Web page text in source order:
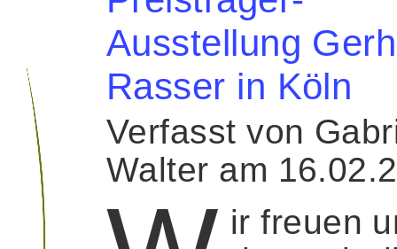
Ausstellung
Rasser in Köln
Verfasst von
Walter am
ir freuen